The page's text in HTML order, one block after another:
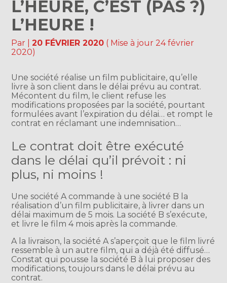
L’HEURE, C’EST (PAS ?)
L’HEURE !
Par |20 FÉVRIER 2020 ( Mise à jour 24 février
2020)
Une société réalise un film publicitaire, qu’elle
livre à son client dans le délai prévu au contrat.
Mécontent du film, le client refuse les
modifications proposées par la société, pourtant
formulées avant l’expiration du délai… et rompt le
contrat en réclamant une indemnisation…
Le contrat doit être exécuté
dans le délai qu’il prévoit : ni
plus, ni moins !
Une société A commande à une société B la
réalisation d’un film publicitaire, à livrer dans un
délai maximum de 5 mois. La société B s’exécute,
et livre le film 4 mois après la commande.
A la livraison, la société A s’aperçoit que le film livré
ressemble à un autre film, qui a déjà été diffusé…
Constat qui pousse la société B à lui proposer des
modifications, toujours dans le délai prévu au
contrat.